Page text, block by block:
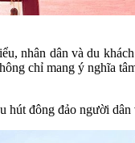
nhân dân và du
chỉ mang ý nghĩa
đông đảo người dân